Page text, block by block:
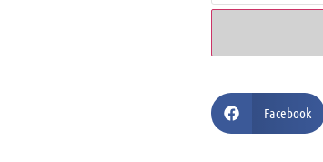
Facebook